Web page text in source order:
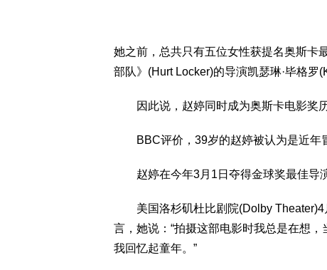
她之前，总共只有五位女性获提名奥斯卡
部队》(Hurt Locker)的导演凯瑟琳·毕格罗
因此说，赵婷同时成为奥斯卡电影奖历
BBC评价，39岁的赵婷被认为是近年
赵婷在今年3月1日夺得金球奖最佳导演
美国洛杉矶杜比剧院(Dolby Theater)4
言，她说：“拍摄这部电影时我总是在想
我回忆起童年。”